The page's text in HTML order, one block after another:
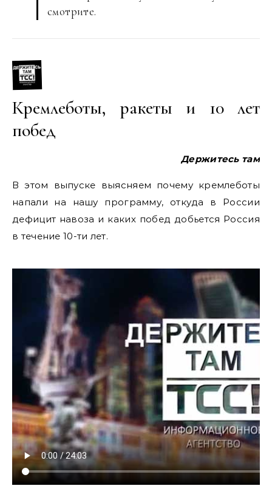
смотрите.
Кремлеботы, ракеты и 10 лет
побед
Держитесь там
В этом выпуске выясняем почему кремлеботы
напали на нашу программу, откуда в России
дефицит навоза и каких побед добьется Россия
в течение 10-ти лет.